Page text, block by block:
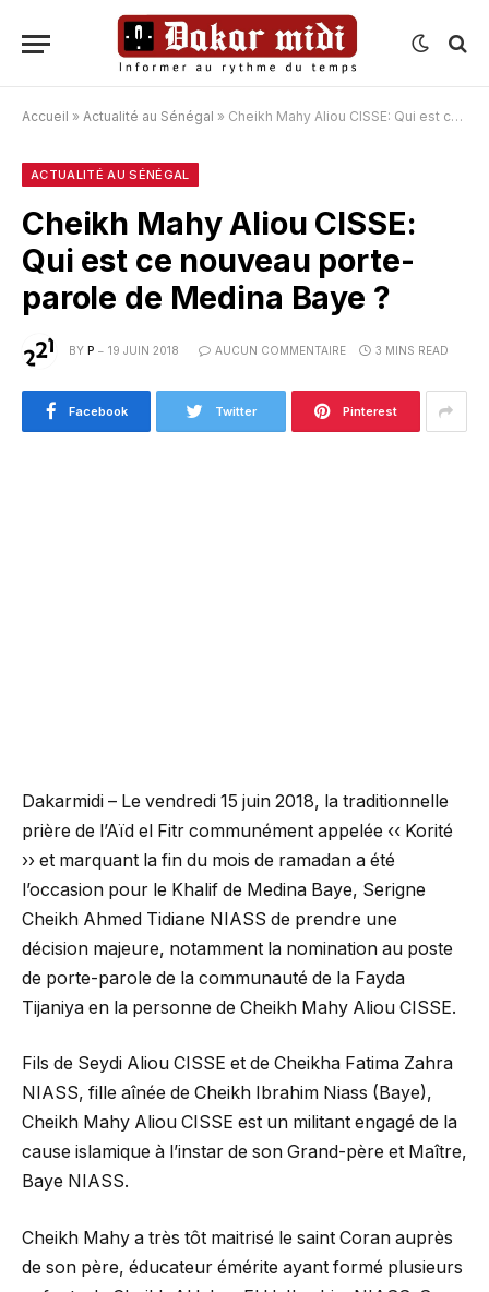
Accueil » Actualité au Sénégal » Cheikh Mahy Aliou CISSE: Qui est ce nouveau porte-parole de Medina Baye ?
ACTUALITÉ AU SÉNÉGAL
Cheikh Mahy Aliou CISSE:
Qui est ce nouveau porte-
parole de Medina Baye ?
BY P 19 JUIN 2018 AUCUN COMMENTAIRE 3 MINS READ
Facebook Twitter Pinterest
Dakarmidi – Le vendredi 15 juin 2018, la traditionnelle
prière de l’Aïd el Fitr communément appelée ‹‹ Korité
›› et marquant la fin du mois de ramadan a été
l’occasion pour le Khalif de Medina Baye, Serigne
Cheikh Ahmed Tidiane NIASS de prendre une
décision majeure, notamment la nomination au poste
de porte-parole de la communauté de la Fayda
Tijaniya en la personne de Cheikh Mahy Aliou CISSE.
Fils de Seydi Aliou CISSE et de Cheikha Fatima Zahra
NIASS, fille aînée de Cheikh Ibrahim Niass (Baye),
Cheikh Mahy Aliou CISSE est un militant engagé de la
cause islamique à l’instar de son Grand-père et Maître,
Baye NIASS.
Cheikh Mahy a très tôt maitrisé le saint Coran auprès
de son père, éducateur émérite ayant formé plusieurs